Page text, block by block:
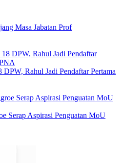
Masa Jabatan Prof
Rahul Jadi Pendaftar Pertama
Serap Aspirasi Penguatan MoU